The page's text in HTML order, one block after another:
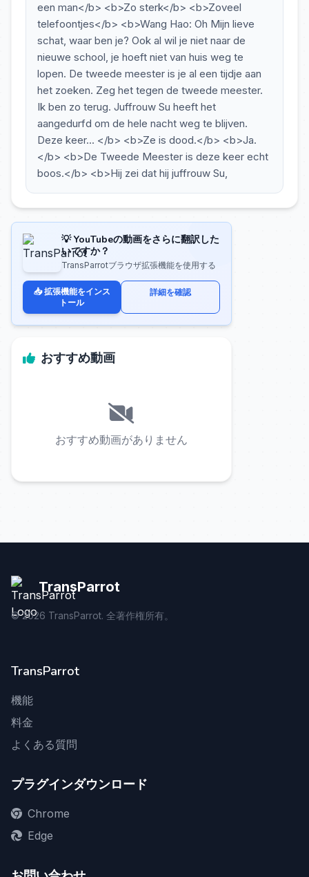
een man</b> <b>Zo sterk</b> <b>Zoveel
telefoontjes</b> <b>Wang Hao: Oh Mijn lieve
schat, waar ben je? Ook al wil je niet naar de
nieuwe school, je hoeft niet van huis weg te
lopen. De tweede meester is je al een tijdje aan
het zoeken. Zeg het tegen de tweede meester.
Ik ben zo terug. Juffrouw Su heeft het
aangedurfd om de hele nacht weg te blijven.
Deze keer... </b> <b>Ze is dood.</b> <b>Ja.
</b> <b>De Tweede Meester is deze keer echt
boos.</b> <b>Hij zei dat hij juffrouw Su,
💡 YouTubeの動画をさらに翻訳した
いですか？
TransParrotブラウザ拡張機能を使用する
📥 拡張機能をインス
トール
詳細を確認
おすすめ動画
おすすめ動画がありません
TransParrot
©2026 TransParrot. 全著作権所有。
TransParrot
機能
料金
よくある質問
プラグインダウンロード
Chrome
Edge